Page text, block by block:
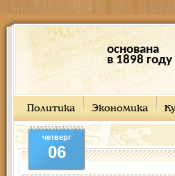
основана
в 1898 году
Политика Экономика
четверг
06